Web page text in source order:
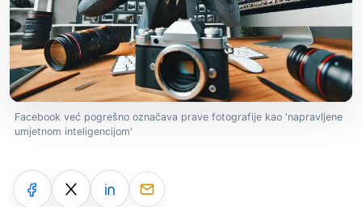
Facebook već pogrešno označava prave fotografije kao 'napravljene
umjetnom inteligencijom'